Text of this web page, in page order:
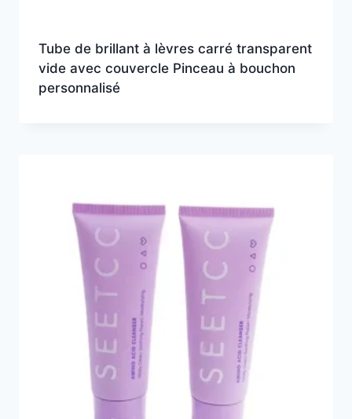
Tube de brillant à lèvres carré transparent
vide avec couvercle Pinceau à bouchon
personnalisé